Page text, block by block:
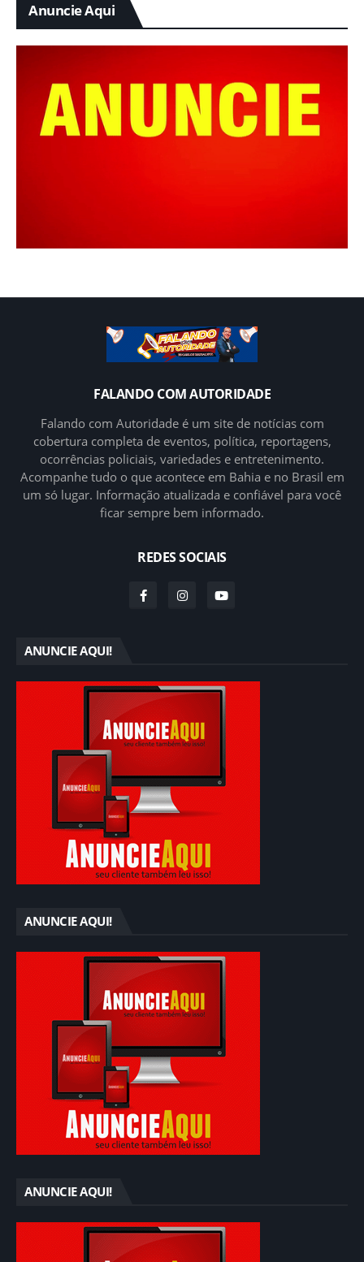
Anuncie Aqui
FALANDO COM AUTORIDADE
Falando com Autoridade é um site de notícias com
cobertura completa de eventos, política, reportagens,
ocorrências policiais, variedades e entretenimento.
Acompanhe tudo o que acontece em Bahia e no Brasil em
um só lugar. Informação atualizada e confiável para você
ficar sempre bem informado.
REDES SOCIAIS
ANUNCIE AQUI!
ANUNCIE AQUI!
ANUNCIE AQUI!